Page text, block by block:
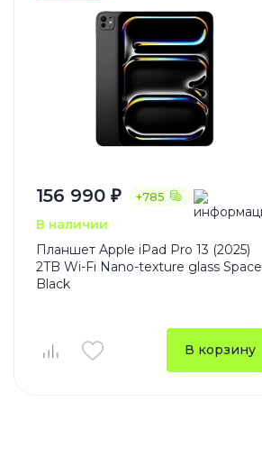
+785
156 990 ₽
В наличии
Планшет Apple iPad Pro 13 (2025)
2TB Wi-Fi Nano-texture glass Space
Black
В корзину